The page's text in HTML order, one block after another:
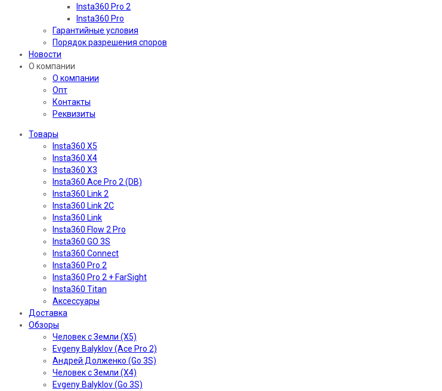
Insta360 Pro 2
Insta360 Pro
Гарантийные условия
Порядок разрешения споров
Новости
О компании
О компании
Опт
Контакты
Реквизиты
Товары
Insta360 X5
Insta360 X4
Insta360 X3
Insta360 Ace Pro 2 (DB)
Insta360 Link 2
Insta360 Link 2C
Insta360 Link
Insta360 Flow 2 Pro
Insta360 GO 3S
Insta360 Connect
Insta360 Pro 2
Insta360 Pro 2 + FarSight
Insta360 Titan
Аксессуары
Доставка
Обзоры
Человек с Земли (X5)
Evgeny Balyklov (Ace Pro 2)
Андрей Долженко (Go 3S)
Человек с Земли (X4)
Evgeny Balyklov (Go 3S)